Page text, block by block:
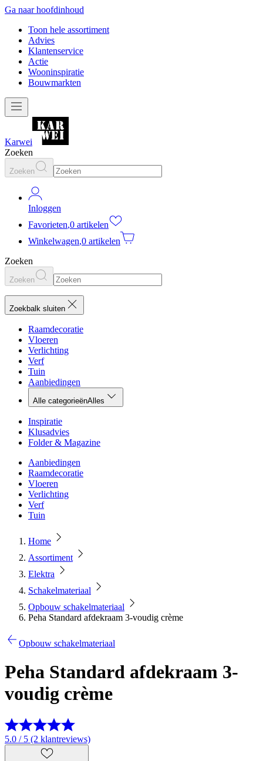
Ga naar hoofdinhoud
Toon hele assortiment
Advies
Klantenservice
Actie
Wooninspiratie
Bouwmarkten
Karwei
Zoeken
Zoeken
Inloggen
Favorieten,0 artikelen
Winkelwagen,0 artikelen
Zoeken
Zoeken
Zoekbalk sluiten
Raamdecoratie
Vloeren
Verlichting
Verf
Tuin
Aanbiedingen
Alle categorieënAlles
Inspiratie
Klusadvies
Folder & Magazine
Aanbiedingen
Raamdecoratie
Vloeren
Verlichting
Verf
Tuin
Home
Assortiment
Elektra
Schakelmateriaal
Opbouw schakelmateriaal
Peha Standard afdekraam 3-voudig crème
Opbouw schakelmateriaal
Peha Standard afdekraam 3-
voudig crème
5.0 / 5 (2 klantreviews)